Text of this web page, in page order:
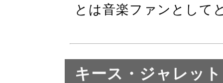
とは音楽ファンとして
キース・ジャレッ